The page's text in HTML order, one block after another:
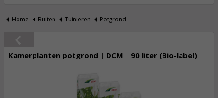
Home Buiten Tuinieren Potgrond
Kamerplanten potgrond | DCM | 90 liter (Bio-label)